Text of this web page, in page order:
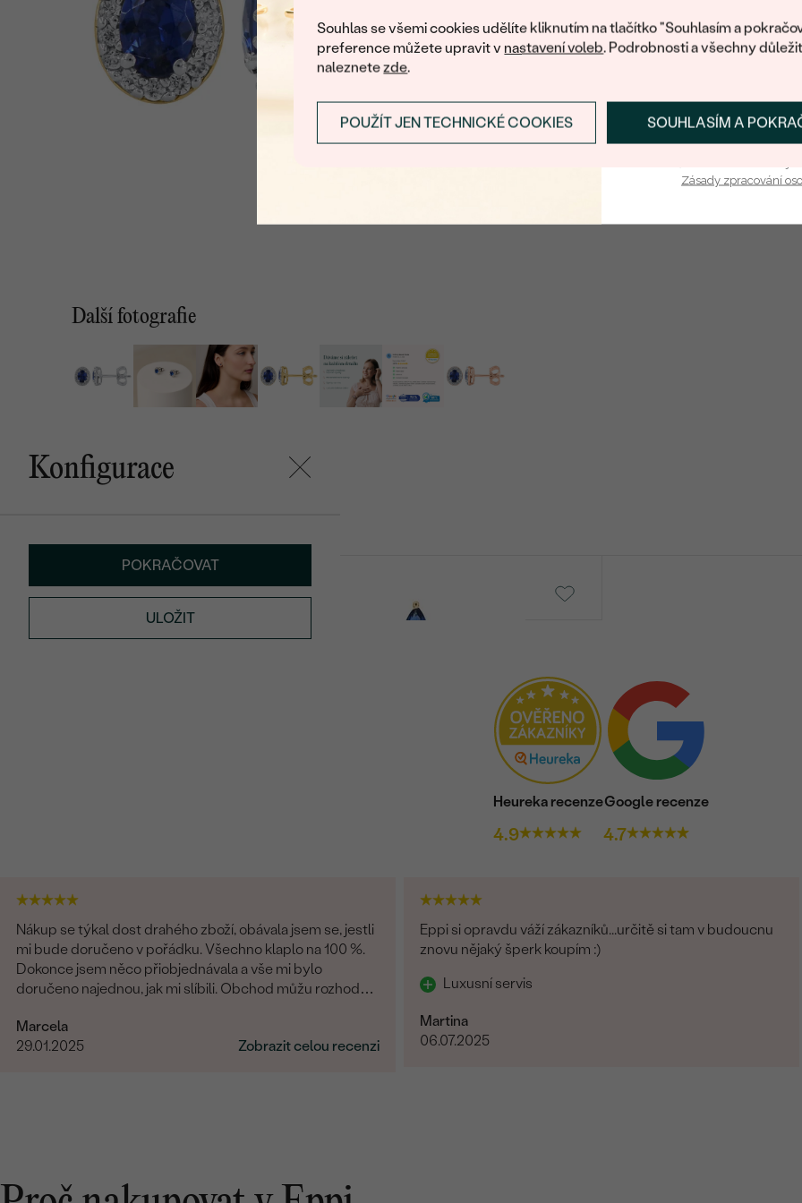
Souhlas se všemi cookies udělíte kliknutím na tlačítko "Souhlasím a
preference můžete upravit v nastavení voleb. Podrobnosti a všechny
naleznetezde.
SOUHLASÍM A
POUŽÍT JEN TECHNICKÉ COOKIES
Další fotografie
DRUH:
KARÁTOVÁ VÁHA
ROZMĚRY:
Konfigurace
POKRAČOVAT
ULOŽIT
od 33 490 Kč
Heureka recenze
4.9
Google recenze
4.7
Nákup se týkal dost drahého zboží, obávala jsem se, jestli
mi bude doručeno v pořádku. Všechno klaplo na 100 %.
Dokonce jsem něco přiobjednávala a vše mi bylo
doručeno najednou, jak mi slíbili. Obchod můžu rozhodně
Marcela
29.01.2025
Zobrazit celou recenzi
Eppi si opravdu váží zákazníků...určitě si tam v budoucnu
znovu nějaký šperk koupím :)
Luxusní servis
Martina
06.07.2025
PŘIHLÁSIT SE A
Zásady zpracování